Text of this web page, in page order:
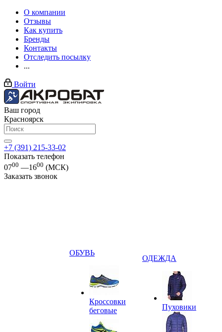
О компании
Отзывы
Как купить
Бренды
Контакты
Отследить посылку
...
Войти
Ваш город
Красноярск
+7 (391) 215-33-02
Показать телефон
0700 —1600 (МСК)
Заказать звонок
ОБУВЬ
Кроссовки
беговые
ОДЕЖДА
Пуховики